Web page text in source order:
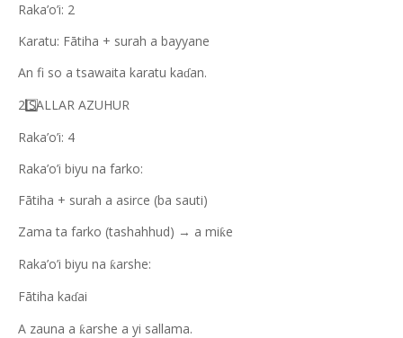
Raka’o’i: 2
Karatu: Fātiha + surah a bayyane
An fi so a tsawaita karatu kaɗan.
2️SALLAR AZUHUR
Raka’o’i: 4
Raka’o’i biyu na farko:
Fātiha + surah a asirce (ba sauti)
Zama ta farko (tashahhud) → a miƙe
Raka’o’i biyu na ƙarshe:
Fātiha kaɗai
A zauna a ƙarshe a yi sallama.